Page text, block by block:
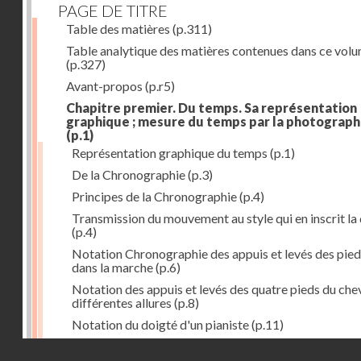
PAGE DE TITRE
Table des matières (p.311)
Table analytique des matières contenues dans ce
(p.327)
Avant-propos (p.r5)
Chapitre premier. Du temps. Sa représentation
graphique ; mesure du temps par la
(p.1)
Représentation graphique du temps (p.1)
De la Chronographie(p.3)
Principes de la Chronographie(p.4)
Transmission du mouvement au style qui en inscrit la
(p.4)
Notation Chronographie des appuis et levés des
dans la marche(p.6)
Notation des appuis et levés des quatre pieds du
différentes allures (p.8)
Notation du doigté d'un pianiste(p.11)